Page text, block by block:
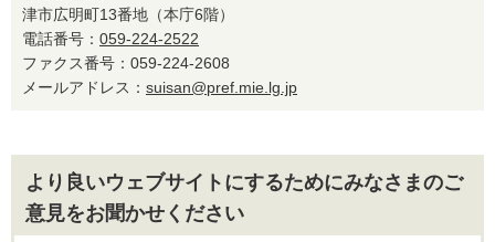
津市広明町13番地（本庁6階）
電話番号： 059-224-2522
ファクス番号：059-224-2608
メールアドレス： suisan@pref.mie.lg.jp
より良いウェブサイトにするためにみなさまのご
意見をお聞かせください